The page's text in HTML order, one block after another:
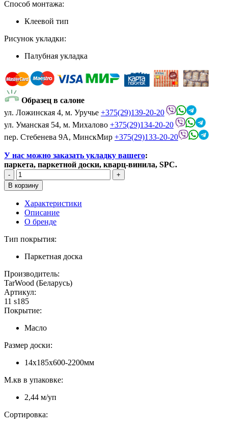
Способ монтажа:
Клеевой тип
Рисунок укладки:
Палубная укладка
Образец в салоне
ул. Ложинская 4, м. Уручье +375(29)139-20-20
ул. Уманская 54, м. Михалово +375(29)134-20-20
пер. Стебенева 9А, МинскМир +375(29)133-20-20
У нас можно заказать укладку вашего:
паркета, паркетной доски, кварц-винила, SPC.
Характеристики
Описание
О бренде
Тип покрытия:
Паркетная доска
Производитель:
TarWood (Беларусь)
Артикул:
11 s185
Покрытие:
Масло
Размер доски:
14х185х600-2200мм
М.кв в упаковке:
2,44 м/уп
Сортировка: